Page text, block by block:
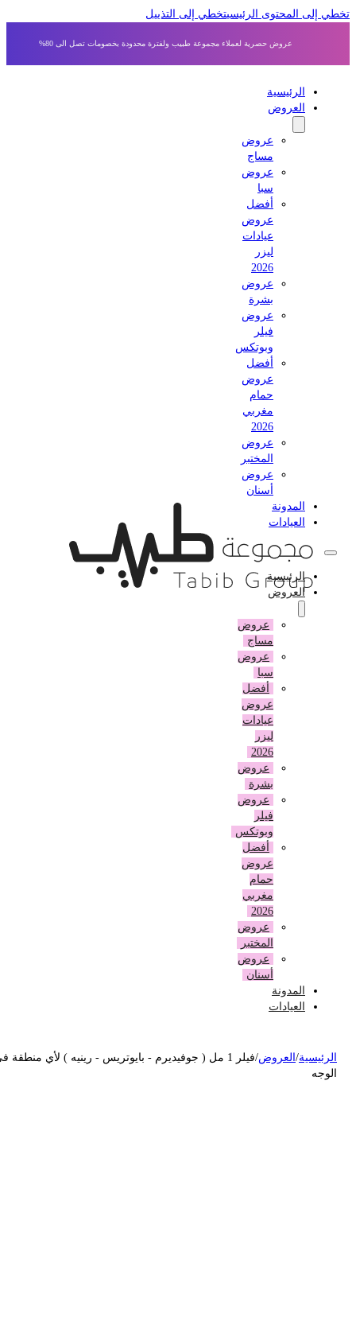
إلى المحتوى الرئيسي تخطي إلى التذييل
عروض حصرية لعملاء مجموعة طبيب ولفترة محدودة بخصومات تصل الى 80%
الرئيسية
العروض
عروض
مساج
عروض
أفضل
عروض
عيادات
عروض
بشرة
عروض
وبوتكس
أفضل
عروض
حمام
مغربي
عروض
المختبر
عروض
أسنان
المدونة
العيادات
الرئيسية
العروض
عروض
مساج
عروض
أفضل
عروض
عيادات
عروض
بشرة
عروض
وبوتكس
أفضل
عروض
حمام
مغربي
عروض
المختبر
عروض
أسنان
المدونة
العيادات
/العروض
فيلر 1 مل ( جوفيديرم - بايوتريس - رينيه ) لأي منطقة في